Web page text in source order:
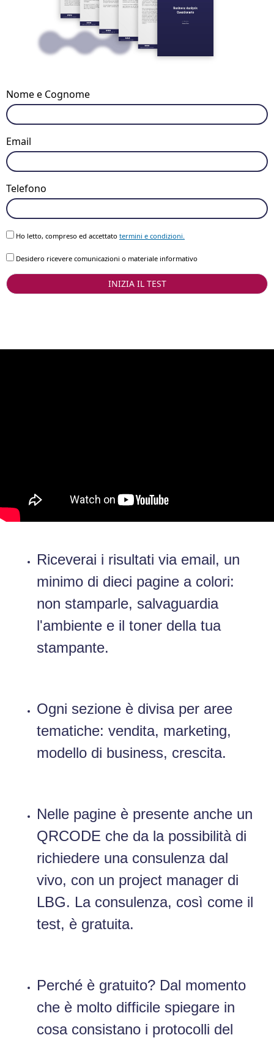
Nome e Cognome
Email
Telefono
Ho letto, compreso ed accettato termini e condizioni.
Desidero ricevere comunicazioni o materiale informativo
INIZIA IL TEST
Riceverai i risultati via email, un
minimo di dieci pagine a colori:
non stamparle, salvaguardia
l'ambiente e il toner della tua
stampante.
Ogni sezione è divisa per aree
tematiche: vendita, marketing,
modello di business, crescita.
Nelle pagine è presente anche un
QRCODE che da la possibilità di
richiedere una consulenza dal
vivo, con un project manager di
LBG. La consulenza, così come il
test, è gratuita.
Perché è gratuito? Dal momento
che è molto difficile spiegare in
cosa consistano i protocolli del